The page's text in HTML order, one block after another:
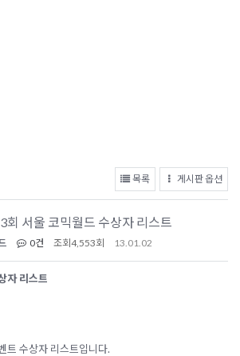
목록 게시판 옵션
회 서울 코믹월드 수상자 리스트
0건 조회 4,553회 13.01.02
자 리스트
트 수상자 리스트입니다.